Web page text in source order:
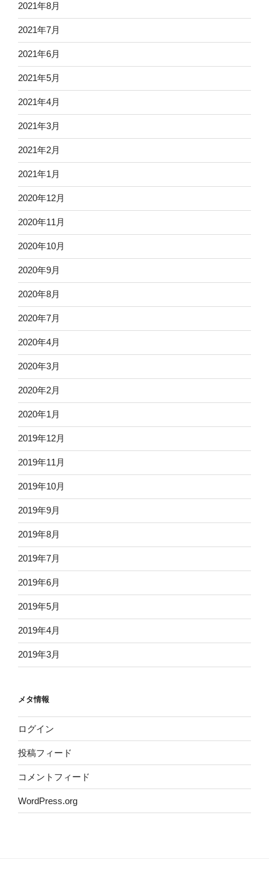
2021年8月
2021年7月
2021年6月
2021年5月
2021年4月
2021年3月
2021年2月
2021年1月
2020年12月
2020年11月
2020年10月
2020年9月
2020年8月
2020年7月
2020年4月
2020年3月
2020年2月
2020年1月
2019年12月
2019年11月
2019年10月
2019年9月
2019年8月
2019年7月
2019年6月
2019年5月
2019年4月
2019年3月
メタ情報
ログイン
投稿フィード
コメントフィード
WordPress.org